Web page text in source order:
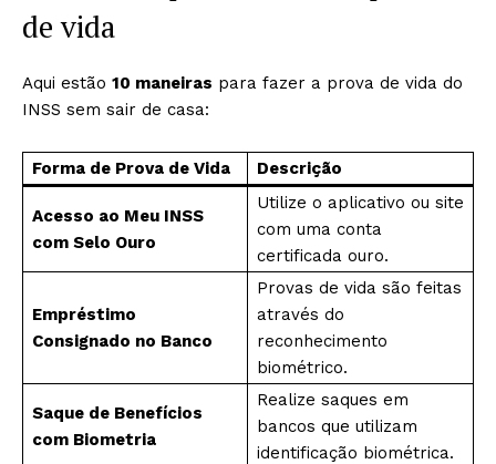
de vida
Aqui estão 10 maneiras para fazer a prova de vida do
INSS sem sair de casa:
Forma de Prova de Vida Descrição
Acesso ao Meu INSS
com Selo Ouro
Utilize o aplicativo ou site
com uma conta
certificada ouro.
Empréstimo
Consignado no Banco
Provas de vida são feitas
através do
reconhecimento
biométrico.
Saque de Benefícios
com Biometria
Realize saques em
bancos que utilizam
identificação biométrica.